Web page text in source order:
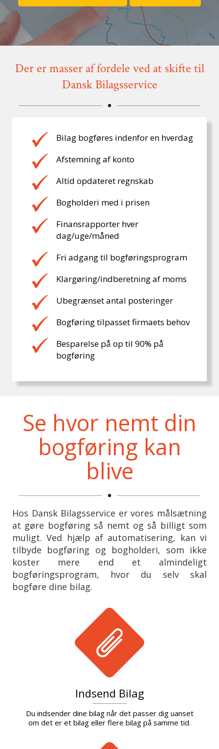
Der er masser af fordele ved at skifte til
Dansk Bilagsservice
Bilag bogføres indenfor en hverdag
Afstemning af konto
Altid opdateret regnskab
Bogholderi med i prisen
Finansrapporter hver
dag/uge/måned
Fri adgang til bogføringsprogram
Klargøring/indberetning af moms
Ubegrænset antal posteringer
Bogføring tilpasset firmaets behov
Besparelse på op til 90% på
bogføring
Se hvor nemt din
bogføring kan
blive
Hos Dansk Bilagsservice er vores målsætning
at gøre bogføring så nemt og så billigt som
muligt. Ved hjælp af automatisering, kan vi
tilbyde bogføring og bogholderi, som ikke
koster mere end et almindeligt
bogføringsprogram, hvor du selv skal
bogføre dine bilag.
Indsend Bilag
Du indsender dine bilag når det passer dig uanset
om det er et bilag eller flere bilag på samme tid.